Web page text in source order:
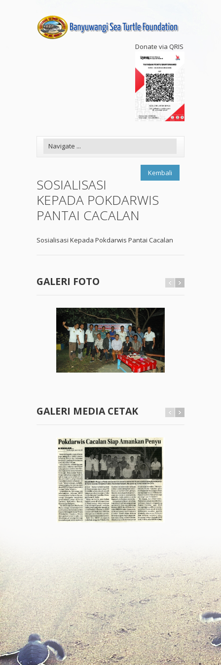
Donate via QRIS
Kembali
SOSIALISASI
KEPADA POKDARWIS
PANTAI CACALAN
Sosialisasi Kepada Pokdarwis Pantai Cacalan
GALERI FOTO
GALERI MEDIA CETAK